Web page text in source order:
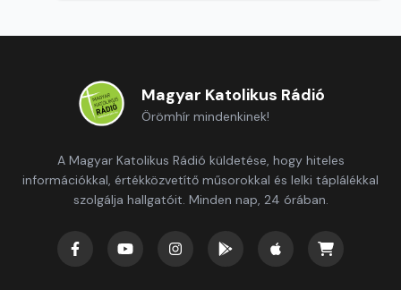
Magyar Katolikus Rádió
Örömhír mindenkinek!
A Magyar Katolikus Rádió küldetése, hogy hiteles
információkkal, értékközvetítő műsorokkal és lelki táplálékkal
szolgálja hallgatóit. Minden nap, 24 órában.